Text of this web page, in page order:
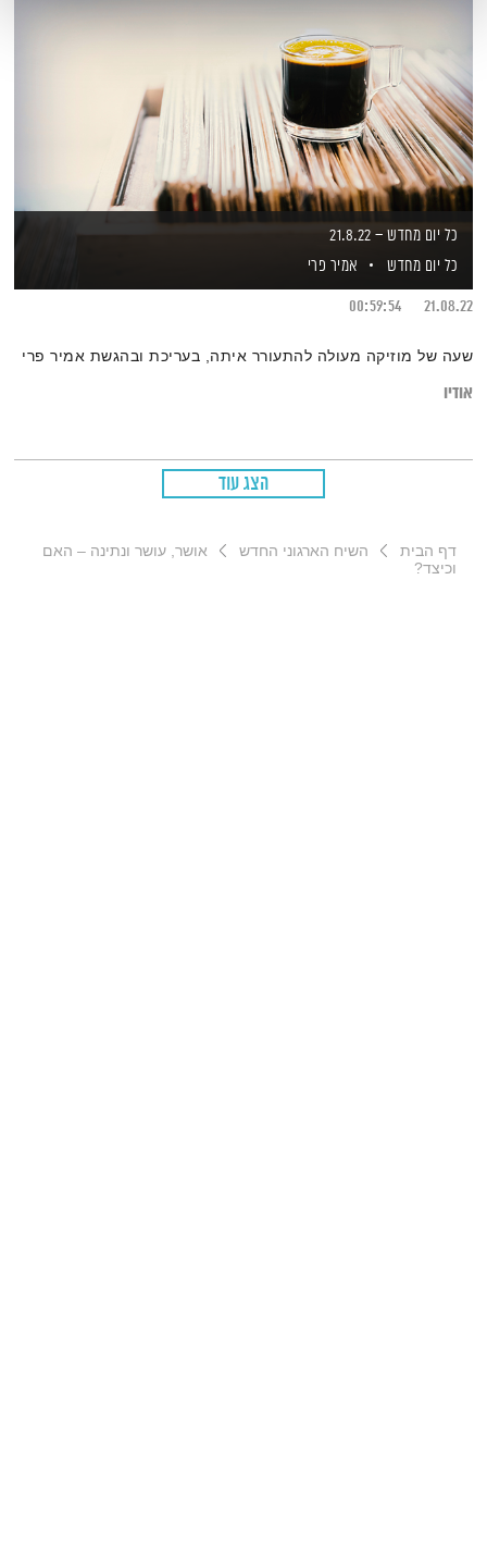
כל יום מחדש – 21.8.22
כל יום מחדש
אמיר פרי
21.08.22
00:59:54
שעה של מוזיקה מעולה להתעורר איתה, בעריכת ובהגשת אמיר פרי
אודיו
הצג עוד
דף הבית השיח הארגוני החדש
אושר, עושר ונתינה – האם
וכיצד?